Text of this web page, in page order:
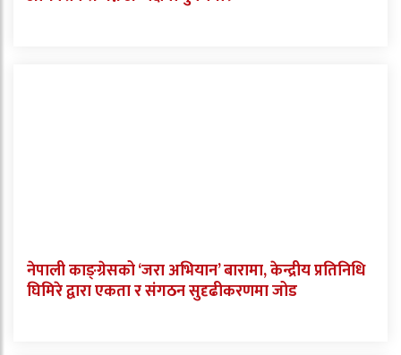
नेपाली काङ्ग्रेसको ‘जरा अभियान’ बारामा, केन्द्रीय प्रतिनिधि
घिमिरे द्वारा एकता र संगठन सुदृढीकरणमा जोड